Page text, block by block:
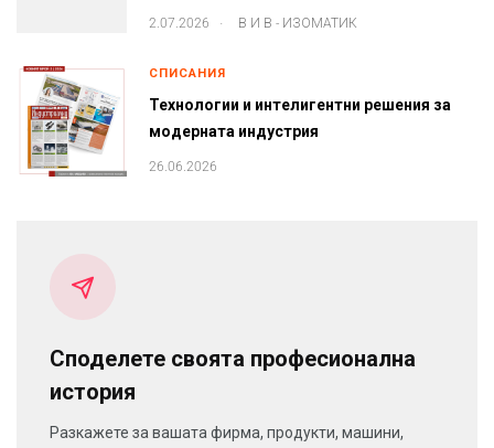
2.07.2026 В И В - ИЗОМАТИК
СПИСАНИЯ
Технологии и интелигентни решения за
модерната индустрия
26.06.2026
Споделете своята професионална
история
Разкажете за вашата фирма, продукти, машини,